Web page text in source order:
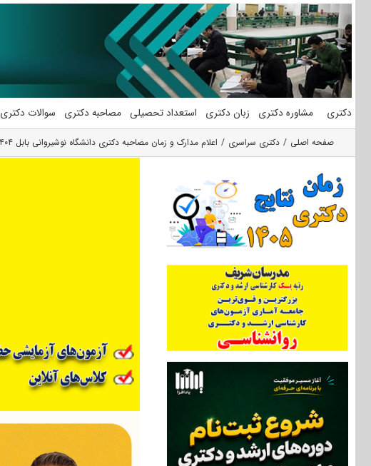
محتوا
دکتری مشاوره دکتری زبان دکتری استعداد تحصیلی مصاحبه دکتری سوالات دکتری
صفحه اصلی دکتری سراسری اعلام مدارک و زمان مصاحبه دکتری دانشگاه نوشیروانی بابل ۱۴۰۴